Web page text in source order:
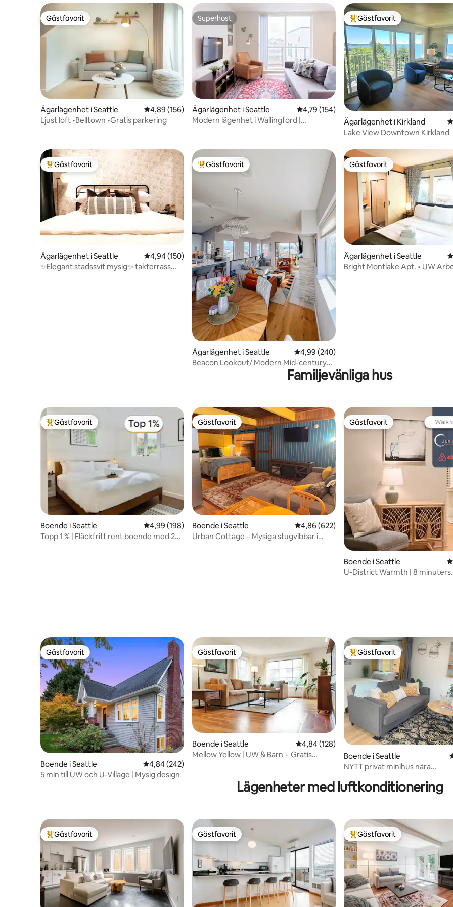
Gästfavorit
Gästfavorit
Ägarlägenhet i Seattle 4,89 av 5 i genomsnittligt betyg, 156 omdömen
4,89 (156)
Ljust loft •Belltown •Gratis parkering
Superhost
Superhost
Ägarlägenhet i Seattle 4,79 av 5 i genomsnittligt betyg, 154
4,79 (154)
Modern lägenhet i Wallingford |
Populär gästfavorit
Gästfavorit
Ägarlägenhet i Kirkland
Lake View Downtown Kirkland
Populär gästfavorit
Gästfavorit
Ägarlägenhet i Seattle 4,94 av 5 i genomsnittligt betyg, 150 omdömen
4,94 (150)
✨️Elegant stadssvit mysig✨️ takterrass
Populär gästfavorit
Gästfavorit
Ägarlägenhet i Seattle 4,99 av 5 i genomsnittligt betyg, 240
4,99 (240)
Beacon Lookout/ Modern Mid-century
Gästfavorit
Gästfavorit
Ägarlägenhet i Seattle
Bright Montlake Apt. • UW
Familjevänliga hus
Populär gästfavorit
Gästfavorit
Boende i Seattle 4,99 av 5 i genomsnittligt betyg, 198 omdömen
4,99 (198)
Topp 1 % | Fläckfritt rent boende med 2
Gästfavorit
Gästfavorit
Boende i Seattle 4,86 av 5 i genomsnittligt betyg, 622
4,86 (622)
Urban Cottage – Mysiga stugvibbar i
Gästfavorit
Gästfavorit
Boende i Seattle
U-District Warmth | 8 minuters
Gästfavorit
Gästfavorit
Boende i Seattle 4,84 av 5 i genomsnittligt betyg, 242 omdömen
4,84 (242)
5 min till UW och U-Village | Mysig design
Gästfavorit
Gästfavorit
Boende i Seattle 4,84 av 5 i genomsnittligt betyg, 128
4,84 (128)
Mellow Yellow | UW & Barn + Gratis
Populär gästfavorit
Gästfavorit
Boende i Seattle
NYTT privat minihus nära
Lägenheter med luftkonditionering
Populär gästfavorit
Gästfavorit Gästfavorit
Gästfavorit Populär gästfavorit
Gästfavorit